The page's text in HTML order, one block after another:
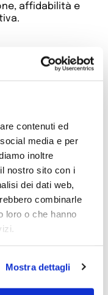
contenuti ed
media e per
inoltre
nostro sito con i
dei dati web,
combinarle
loro o che hanno
Mostra dettagli
affidabilità e
su
delle
per offrire ai
che
Forniamo
più